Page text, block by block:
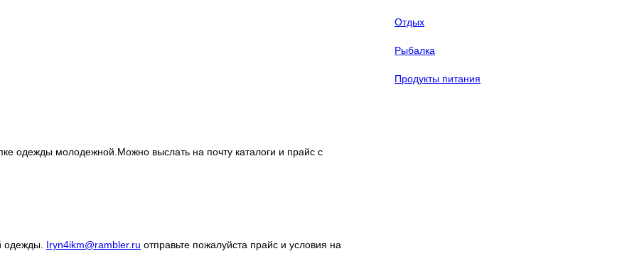
одежды молодежной.Можно выслать на почту каталоги и прайс с
одежды. Iryn4ikm@rambler.ru отправьте пожалуйста прайс и условия на
Отдых
Рыбалка
Продукты питания